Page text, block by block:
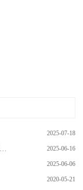
2025-07-18
2025-06-16
2025-06-06
2020-05-21